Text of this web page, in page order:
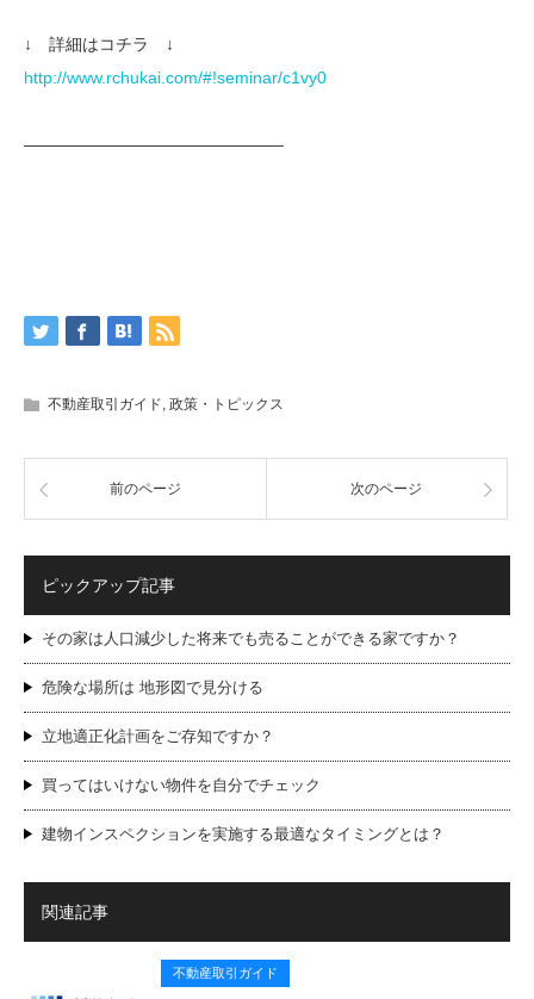
↓ 詳細はコチラ ↓
http://www.rchukai.com/#!seminar/c1vy0
———————————————–
不動産取引ガイド 政策・トピックス
前のページ 次のページ
ピックアップ記事
その家は人口減少した将来でも売ることができる家ですか？
危険な場所は 地形図で見分ける
立地適正化計画をご存知ですか？
買ってはいけない物件を自分でチェック
建物インスペクションを実施する最適なタイミングとは？
関連記事
不動産取引ガイド